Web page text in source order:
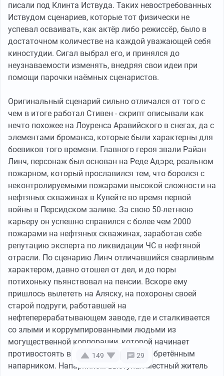
писали под Клинта Иствуда. Таких невостребованных
Иствудом сценариев, которые тот физически не
успевал осваивать, как актёр либо режиссёр, было в
достаточном количестве на каждой уважающей себя
киностудии. Сигал выбрал его, и принялся до
неузнаваемости изменять, внедряя свои идеи при
помощи парочки наёмных сценаристов.
Оригинальный сценарий сильно отличался от того с
чем в итоге работал Стивен - скрипт описывали как
нечто похожее на Лоуренса Аравийского в снегах, да с
элементами броманса, которые были характерны для
боевиков того времени. Главного героя звали Райан
Линч, персонаж был основан на Реде Адэре, реальном
пожарном, который прославился тем, что боролся с
неконтролируемыми пожарами высокой сложности на
нефтяных скважинах в Кувейте во время первой
войны в Персидском заливе. За свою 50-летнюю
карьеру он успешно справился с более чем 2000
пожарами на нефтяных скважинах, заработав себе
репутацию эксперта по ликвидации ЧС в нефтяной
отрасли. По сценарию Линч отличавшийся сварливым
характером, давно отошел от дел, и до поры
потихоньку пьянствовал на пенсии. Вскоре ему
пришлось вылететь на Аляску, на похороны своей
старой подруги, работавшей на
нефтеперерабатывающем заводе, где и сталкивается
со злыми и коррумпированными людьми из
могущественной корпорации, которой начинает
противостоять вместе с неожиданно обретённым
напарником. Напарником выступал местный житель
149 29